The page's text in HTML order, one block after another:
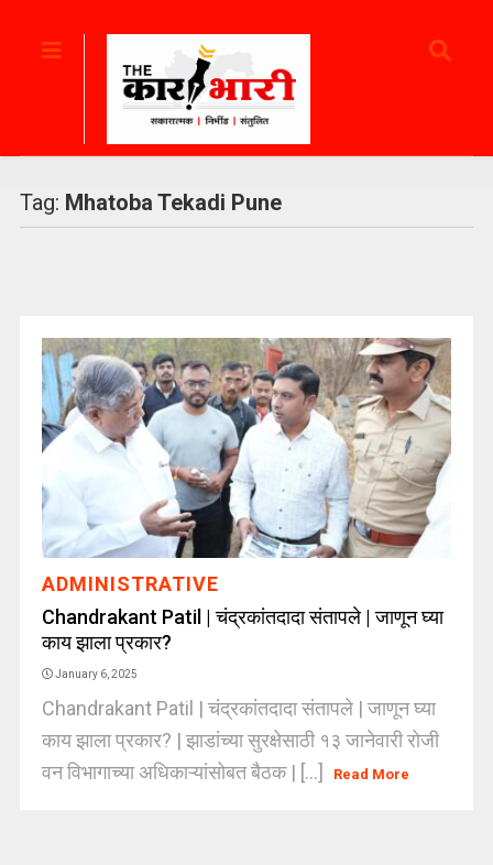
Tag: Mhatoba Tekadi Pune
ADMINISTRATIVE
Chandrakant Patil | चंद्रकांतदादा संतापले | जाणून घ्या
काय झाला प्रकार?
January 6, 2025
Chandrakant Patil | चंद्रकांतदादा संतापले | जाणून घ्या
काय झाला प्रकार? | झाडांच्या सुरक्षेसाठी १३ जानेवारी रोजी
वन विभागाच्या अधिकाऱ्यांसोबत बैठक | [...]
Read More